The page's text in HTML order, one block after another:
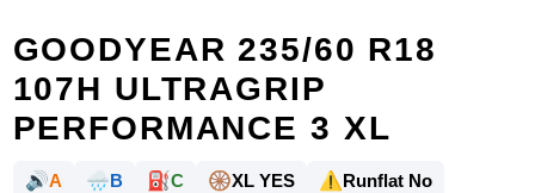
GOODYEAR 235/60 R18
107H ULTRAGRIP
PERFORMANCE 3 XL
🔊A 🌧️B ⛽C 🛞XL YES ⚠️Runflat No